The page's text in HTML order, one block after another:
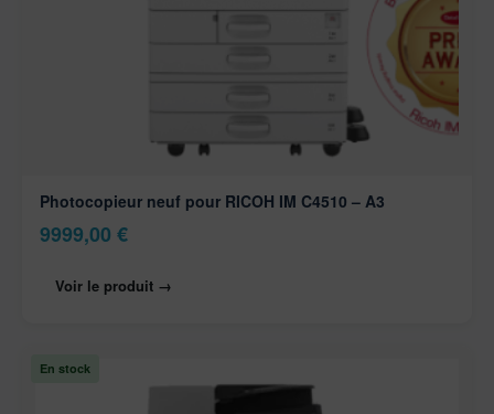
Photocopieur neuf pour RICOH IM C4510 – A3
9999,00 €
Voir le produit →
En stock